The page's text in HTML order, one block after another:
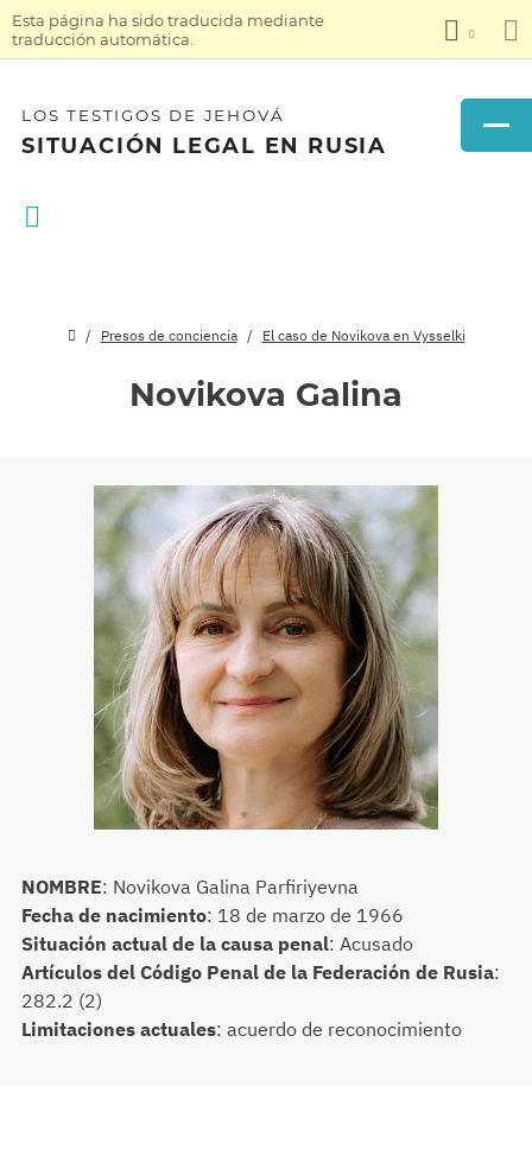
Esta página ha sido traducida mediante
traducción automática.
LOS TESTIGOS DE JEHOVÁ
SITUACIÓN LEGAL EN RUSIA
Presos de conciencia El caso de Novikova en Vysselki
Novikova Galina
NOMBRE: Novikova Galina Parfiriyevna
Fecha de nacimiento: 18 de marzo de 1966
Situación actual de la causa penal: Acusado
Artículos del Código Penal de la Federación de Rusia:
282.2 (2)
Limitaciones actuales: acuerdo de reconocimiento